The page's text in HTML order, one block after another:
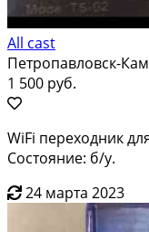
All cast
Петропавловск-
1 500 руб.
WiFi переходник
Состояние: б/у.
24 марта 2023